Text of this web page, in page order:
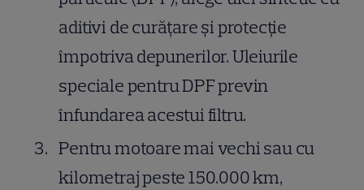
aditivi de curățare și protecție
împotriva depunerilor. Uleiurile
speciale pentru DPF previn
înfundarea acestui filtru.
Pentru motoare mai vechi sau cu
kilometraj peste 150.000 km,